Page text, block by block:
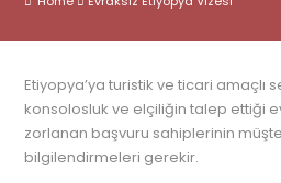
Etiyopya’ya turistik ve ticari amaçlı
konsolosluk ve elçiliğin talep ettiği
zorlanan başvuru sahiplerinin
bilgilendirmeleri gerekir.